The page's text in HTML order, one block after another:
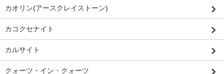
カオリン(アースクレイストーン)
カコクセナイト
カルサイト
クォーツ・イン・クォーツ